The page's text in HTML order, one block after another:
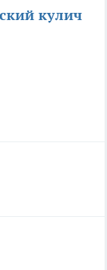
кулич